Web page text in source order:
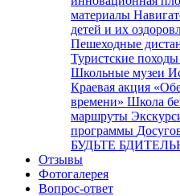
материалы
детей и их
Пешеходные
Туристские
Школьные музеи
Краевая акция
времени» Школа
маршруты
программы
БУДЬТЕ
Отзывы
Фотогалерея
Вопрос-ответ